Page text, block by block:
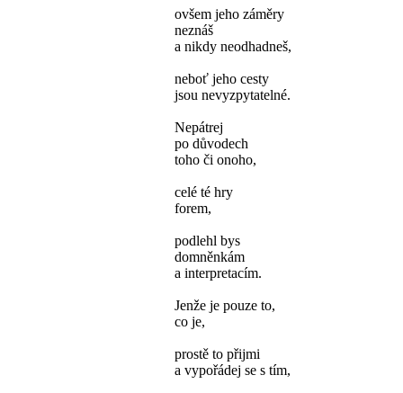
ovšem jeho záměry
neznáš
a nikdy neodhadneš,
neboť jeho cesty
jsou nevyzpytatelné.
Nepátrej
po důvodech
toho či onoho,
celé té hry
forem,
podlehl bys
domněnkám
a interpretacím.
Jenže je pouze to,
co je,
prostě to přijmi
a vypořádej se s tím,